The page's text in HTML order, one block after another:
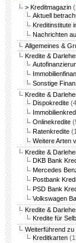
> Kreditmagazin
Aktuell
Kreditinstitute
Nachrichten
Allgemeines &
Kredite &
Sonstige
Kredite &
Dispokredite
Onlinekredite
Ratenkredite
Weitere Arten
Kredite &
DKB Bank
Mercedes
Postbank
PSD Bank
Volkswagen
Kredite &
Kredite für
Weiterführend zu
Kreditkarten